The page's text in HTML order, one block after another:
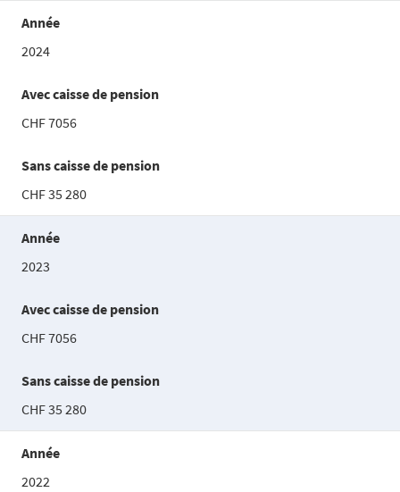
Année
2024
Avec caisse de pension
CHF 7056
Sans caisse de pension
CHF 35 280
Année
2023
Avec caisse de pension
CHF 7056
Sans caisse de pension
CHF 35 280
Année
2022